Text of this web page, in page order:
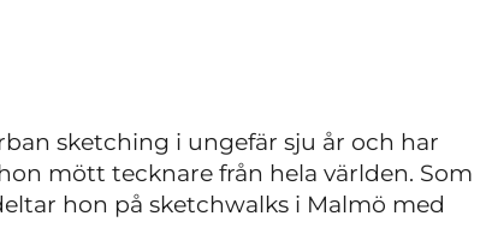
sketching i ungefär sju år och har
mött tecknare från hela världen. Som
hon på sketchwalks i Malmö med